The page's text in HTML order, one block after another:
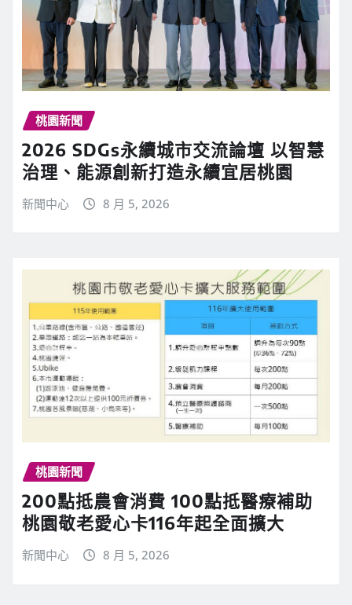
桃園新聞
2026 SDGs永續城市交流論壇 以智慧
治理、能源創新打造永續宜居桃園
新聞中心 8 月 5, 2026
桃園新聞
200點抵農會消費 100點抵醫療補助
桃園敬老愛心卡116年起全面擴大
新聞中心 8 月 5, 2026